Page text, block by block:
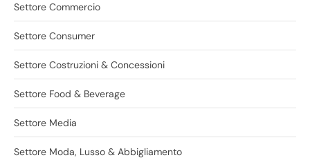
Settore Commercio
Settore Consumer
Settore Costruzioni & Concessioni
Settore Food & Beverage
Settore Media
Settore Moda, Lusso & Abbigliamento